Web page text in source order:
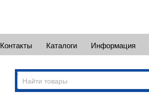
Контакты Каталоги Информация